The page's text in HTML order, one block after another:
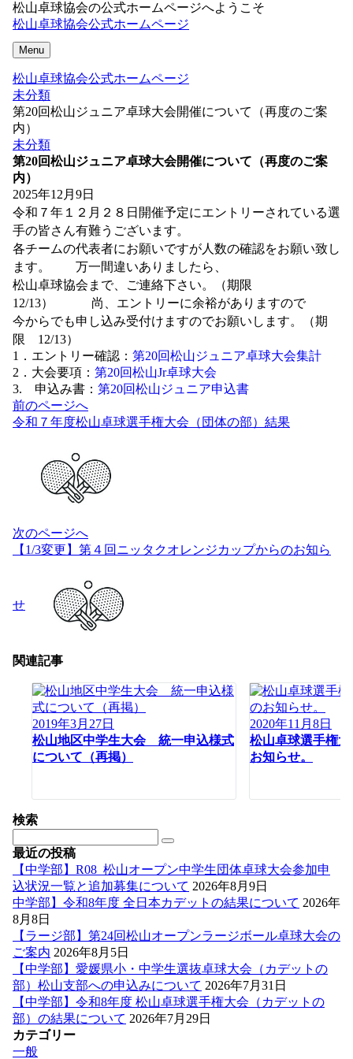
松山卓球協会の公式ホームページへようこそ
松山卓球協会公式ホームページ
Menu
松山卓球協会公式ホームページ
未分類
第20回松山ジュニア卓球大会開催について（再度のご案
内）
未分類
第20回松山ジュニア卓球大会開催について（再度のご案
内）
2025年12月9日
令和７年１２月２８日開催予定にエントリーされている選
手の皆さん有難うございます。
各チームの代表者にお願いですが人数の確認をお願い致し
ます。 万一間違いありましたら、
松山卓球協会まで、ご連絡下さい。（期限
12/13） 尚、エントリーに余裕がありますので
今からでも申し込み受付けますのでお願いします。（期
限 12/13）
1．エントリー確認： 第20回松山ジュニア卓球大会集計
2．大会要項： 第20回松山Jr卓球大会
3. 申込み書： 第20回松山ジュニア申込書
投
稿
ン
前のページへ
令和７年度松山卓球選手権大会（団体の部）結果
次のページへ
【1/3変更】第４回ニッタクオレンジカップからのお知ら
せ
関連記事
2019年3月27日
松山地区中学生大会 統一申込様式
について（再掲）
2020年11月8日
松山卓球選手権
お知らせ。
検索
最近の投稿
【中学部】R08_松山オープン中学生団体卓球大会参加申
込状況一覧と追加募集について 2026年8月9日
中学部】令和8年度 全日本カデットの結果について 2026年
8月8日
【ラージ部】第24回松山オープンラージボール卓球大会の
ご案内 2026年8月5日
【中学部】愛媛県小・中学生選抜卓球大会（カデットの
部）松山支部への申込みについて 2026年7月31日
【中学部】令和8年度 松山卓球選手権大会（カデットの
部）の結果について 2026年7月29日
カテゴリー
一般